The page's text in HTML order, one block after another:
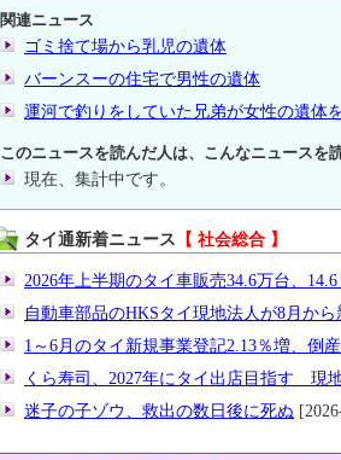
関連ニュース
ゴミ捨て場から乳児の遺体
バーンスーの住宅で男性の遺体
運河で釣りをしていた兄弟が女性の遺体
このニュースを読んだ人は、こんなニュースを
現在、集計中です。
タイ通新着ニュース 【 社会総合 】
2026年上半期のタイ車販売34.6万台、
自動車部品のHKSタイ現地法人が8月から
1～6月のタイ新規事業登記2.13％増、倒
くら寿司、2027年にタイ出店目指す 現
迷子の子ゾウ、救出の数日後に死ぬ